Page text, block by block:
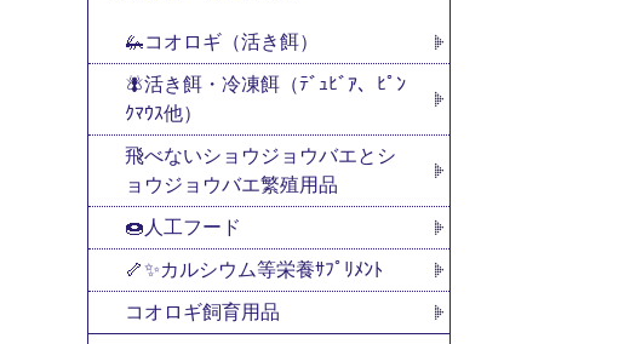
🦗コオロギ（活き餌）
🪰活き餌・冷凍餌（ﾃﾞｭﾋﾞｱ、ﾋﾟﾝ
ｸﾏｳｽ他）
飛べないショウジョウバエとシ
ョウジョウバエ繁殖用品
🍩人工フード
🦴✨カルシウム等栄養ｻﾌﾟﾘﾒﾝﾄ
コオロギ飼育用品